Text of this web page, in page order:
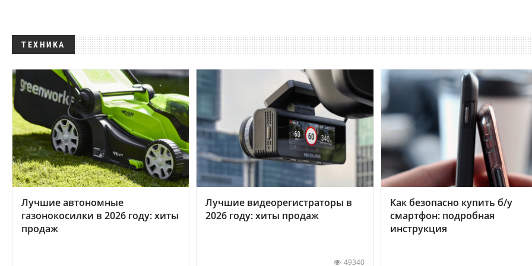
ТЕХНИКА
Лучшие автономные
газонокосилки в 2026 году: хиты
продаж
Лучшие видеорегистраторы в
2026 году: хиты продаж
49340
Как безопасно купить б/у
смартфон: подробная
инструкция